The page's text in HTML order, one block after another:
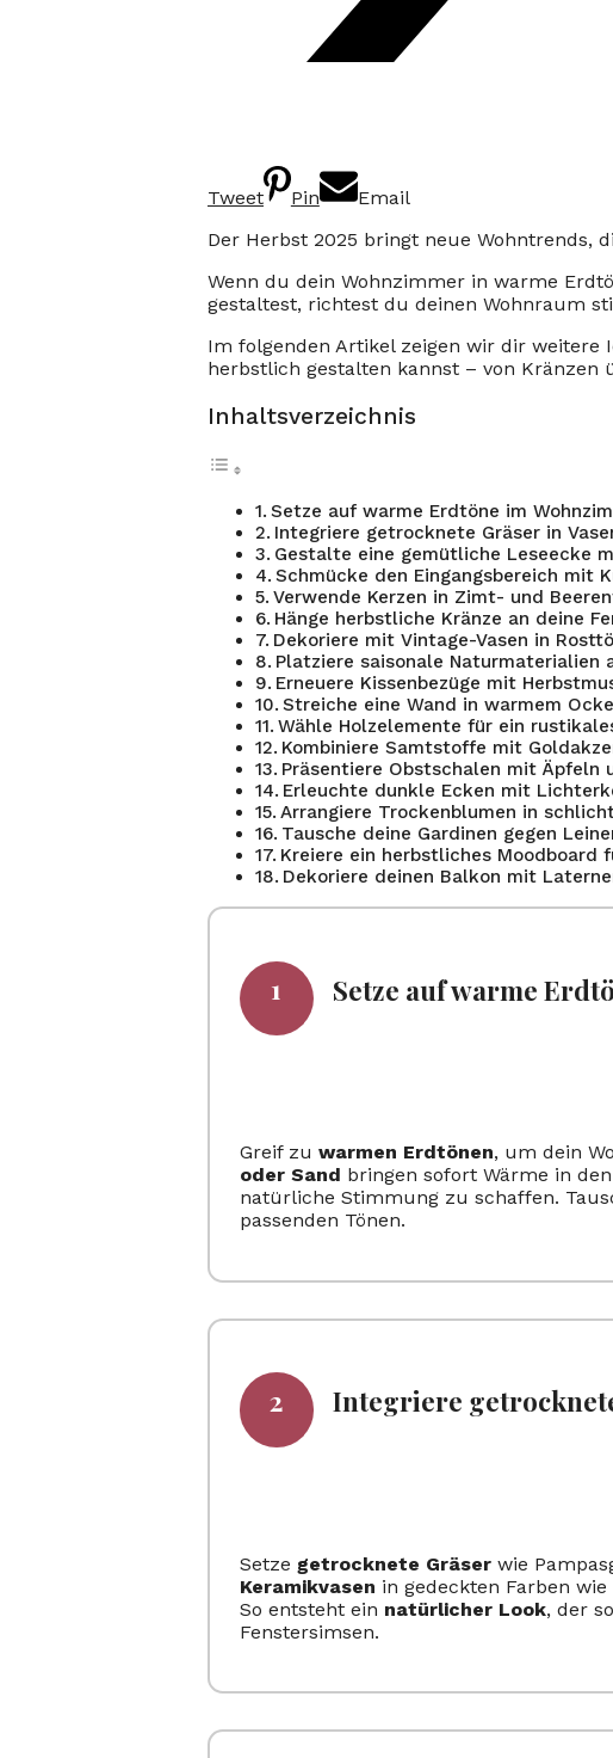
Tweet Pin
Email
Der Herbst 2025 bringt neue Wohntrends,
Wenn du dein Wohnzimmer in warme
gestaltest, richtest du deinen Wohnraum
Im folgenden Artikel zeigen wir dir weitere
herbstlich gestalten kannst – von Kränzen
Inhaltsverzeichnis
Setze auf warme Erdtöne im
Integriere getrocknete Gräser in
Gestalte eine gemütliche Leseecke
Schmücke den Eingangsbereich mit
Verwende Kerzen in Zimt- und
Hänge herbstliche Kränze an deine
Dekoriere mit Vintage-Vasen in
Platziere saisonale Naturmaterialien
Erneuere Kissenbezüge mit
Streiche eine Wand in warmem
Wähle Holzelemente für ein
Kombiniere Samtstoffe mit
Präsentiere Obstschalen mit Äpfeln
Erleuchte dunkle Ecken mit
Arrangiere Trockenblumen in
Tausche deine Gardinen gegen
Kreiere ein herbstliches Moodboard
Dekoriere deinen Balkon mit
Setze auf warme
Greif zu warmen Erdtönen, um dein
oder Sand bringen sofort Wärme in
natürliche Stimmung zu schaffen.
passenden Tönen.
Integriere
Setze getrocknete Gräserwie
Keramikvasen in gedeckten Farben
So entsteht ein natürlicher Look, der
Fenstersimsen.